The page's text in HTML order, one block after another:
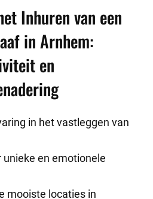
Inhuren van een
in Arnhem:
en
in het vastleggen van
unieke en emotionele
mooiste locaties in